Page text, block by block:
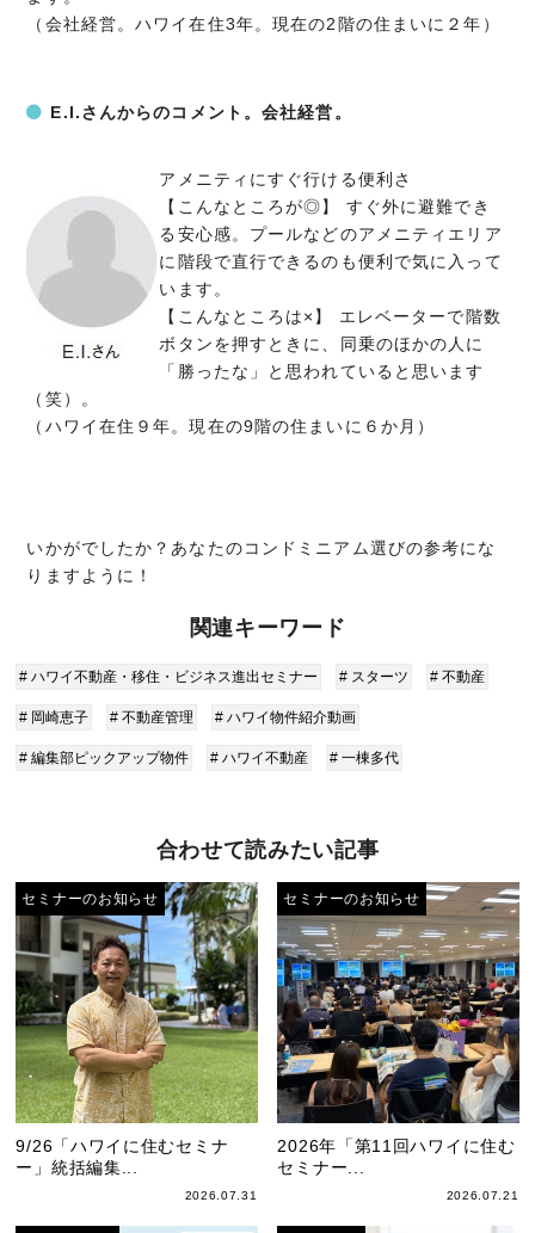
（会社経営。ハワイ在住3年。現在の2階の住まいに２年）
E.I.さんからのコメント。会社経営。
アメニティにすぐ行ける便利さ
【こんなところが◎】 すぐ外に避難でき
る安心感。プールなどのアメニティエリア
に階段で直行できるのも便利で気に入って
います。
【こんなところは×】 エレベーターで階数
ボタンを押すときに、同乗のほかの人に
「勝ったな」と思われていると思います
（笑）。
（ハワイ在住９年。現在の9階の住まいに６か月）
いかがでしたか？あなたのコンドミニアム選びの参考にな
りますように！
関連キーワード
# ハワイ不動産・移住・ビジネス進出セミナー # スターツ # 不動産
# 岡崎恵子 # 不動産管理 # ハワイ物件紹介動画
# 編集部ピックアップ物件 # ハワイ不動産 # 一棟多代
合わせて読みたい記事
セミナーのお知らせ
9/26「ハワイに住むセミナ
ー」統括編集...
2026.07.31
セミナーのお知らせ
2026年「第11回ハワイに住む
セミナー...
2026.07.21